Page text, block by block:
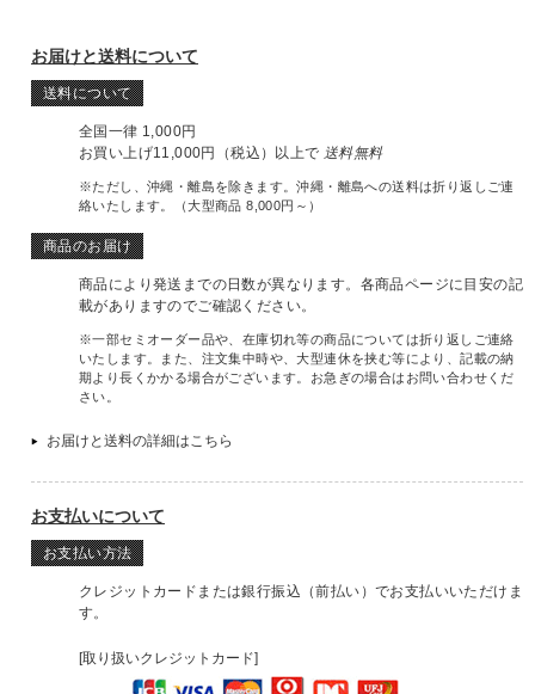
お届けと送料について
送料について
全国一律 1,000円
お買い上げ11,000円（税込）以上で 送料無料
※ただし、沖縄・離島を除きます。沖縄・離島への送料は折り返しご連
絡いたします。（大型商品 8,000円～）
商品のお届け
商品により発送までの日数が異なります。各商品ページに目安の記
載がありますのでご確認ください。
※一部セミオーダー品や、在庫切れ等の商品については折り返しご連絡
いたします。また、注文集中時や、大型連休を挟む等により、記載の納
期より長くかかる場合がございます。お急ぎの場合はお問い合わせくだ
さい。
お届けと送料の詳細はこちら
お支払いについて
お支払い方法
クレジットカードまたは銀行振込（前払い）でお支払いいただけま
す。
[取り扱いクレジットカード]